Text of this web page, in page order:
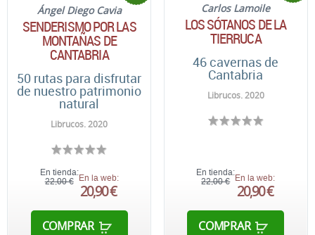
Ángel Diego Cavia
SENDERISMO POR LAS
MONTAÑAS DE
CANTABRIA
50 rutas para disfrutar
de nuestro patrimonio
natural
Librucos. 2020
En tienda:
22,00 € En la web:
20,90 €
COMPRAR
Carlos Lamoile
LOS SÓTANOS DE LA
TIERRUCA
46 cavernas de
Cantabria
Librucos. 2020
En tienda:
22,00 €
En la web:
20,90 €
COMPRAR